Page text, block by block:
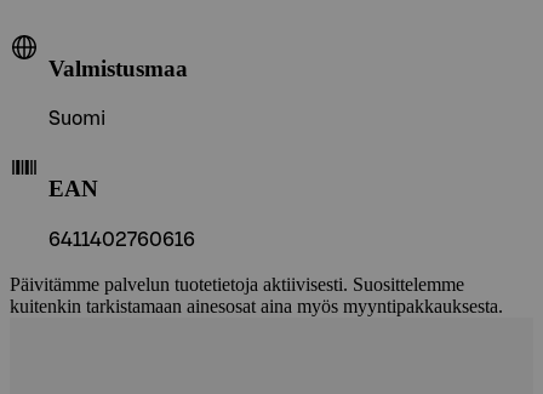
Valmistusmaa
Suomi
EAN
6411402760616
Päivitämme palvelun tuotetietoja aktiivisesti. Suosittelemme
kuitenkin tarkistamaan ainesosat aina myös myyntipakkauksesta.